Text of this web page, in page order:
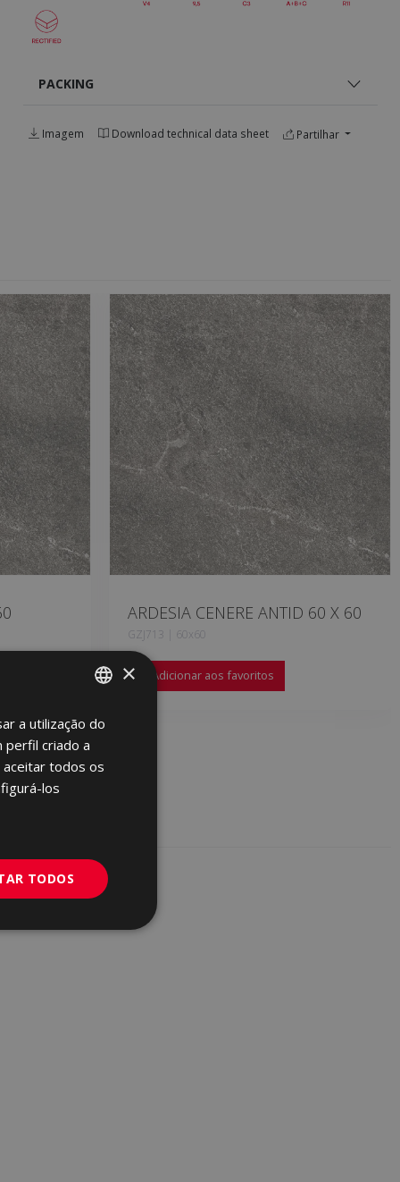
PACKING
Imagem Download technical data sheet Partilhar
ARDESIA CENERE ANTID 60 X 60
GZJ713 | 60x60
Adicionar aos favoritos
SPANISH
ENGLISH
×
a utilização do
perfil criado a
aceitar todos os
los
TODOS